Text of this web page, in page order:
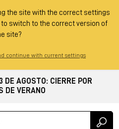
the site with the correct settings
to switch to the correct version of
site?
continue with current settings
DE AGOSTO: CIERRE POR
DE VERANO